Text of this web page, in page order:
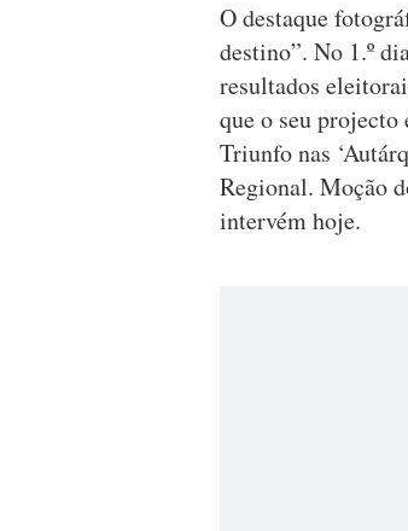
O destaque
destino”. No 1.º
resultados
que o seu projecto
Triunfo nas
Regional. Moção
intervém hoje.